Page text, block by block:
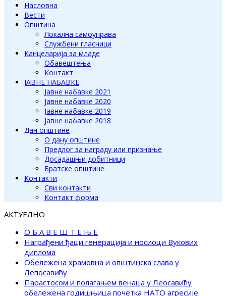
Насловна
Вести
Општина
Локална самоуправа
Службени гласници
Канцеларија за младе
Обавештења
Контакт
ЈАВНЕ НАБАВКЕ
Јавне набавке 2021
Јавне набавке 2020
Јавне набавке 2019
Јавне набавке 2018
Дан општине
О дану општине
Предлог за награду или признање
Досадашњи добитници
Братске општине
Контакти
Сви контакти
Контакт форма
АКТУЕЛНО
О Б А В Е Ш Т Е Њ Е
Награђени ђаци генерација и носиоци Вукових
диплома
Обележена храмовна и општинска слава у
Лепосавићу
Парастосом и полагањем венаца у Леосавићу
обележена годишњица почетка НАТО агресије